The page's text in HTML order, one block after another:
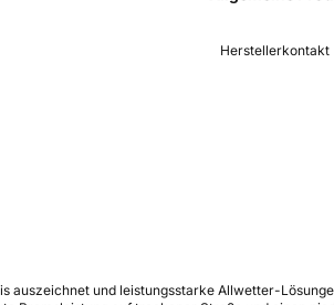
Herstellerkontakt
auszeichnet und leistungsstarke Allwetter-